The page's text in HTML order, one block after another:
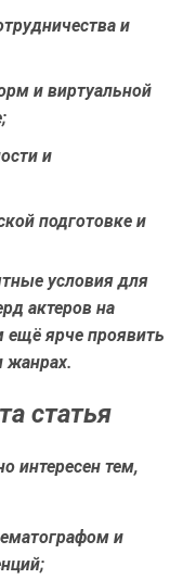
и
и виртуальной
и
подготовке и
условия для
актеров на
ещё ярче проявить
жанрах.
статья
интересен тем,
и